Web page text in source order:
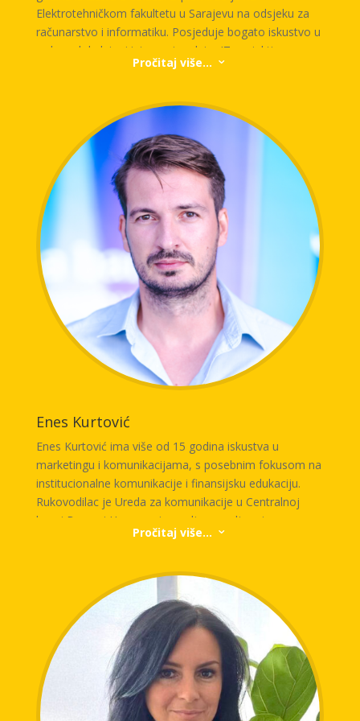
Elektrotehničkom fakultetu u Sarajevu na odsjeku za
računarstvo i informatiku. Posjeduje bogato iskustvo u
radu na lokalnim i internacionalnim IT projektima.
Trenutno se nalazi na poziciji rukovodioca IT odjela u
operacijama ima i značajnu ulogu u brojnim projektima
iz oblasti digitalizacije i automatizacije internih procesa
kao i razvoja savremenih digitalnih rješenja koja
doprinose unapređenju korisničkog iskustva klijenata.
Na nivou VIG grupacije, najveće osiguravajuće
grupacije u Centralnoj i Istočnoj Europi, u okviru
programa „Innovation“ aktivno učestvuje u razvoju
inovativnih IT rješenja iz oblasti osiguranja.
Pročitaj više... 3
Enes Kurtović
Enes Kurtović ima više od 15 godina iskustva u
marketingu i komunikacijama, s posebnim fokusom na
institucionalne komunikacije i finansijsku edukaciju.
Rukovodilac je Ureda za komunikacije u Centralnoj
banci Bosne i Hercegovine, gdje upravlja svim
aspektima interne i eksterne komunikacije, kriznog
Jedan od njegovih ključnih profesionalnih prioriteta je
finansijska edukacija i inkluzija. Od 2019. godine
aktivno djeluje kao član Tima za finansijsku edukaciju i
inkluziju Centralne banke Bosne i Hercegovine, u okviru
kojeg kreira i provodi inicijative usmjerene na
povećanje finansijske pismenosti i olakšavanje pristupa
finansijskim uslugama. Posebno je angažovan na
Pročitaj više... 3